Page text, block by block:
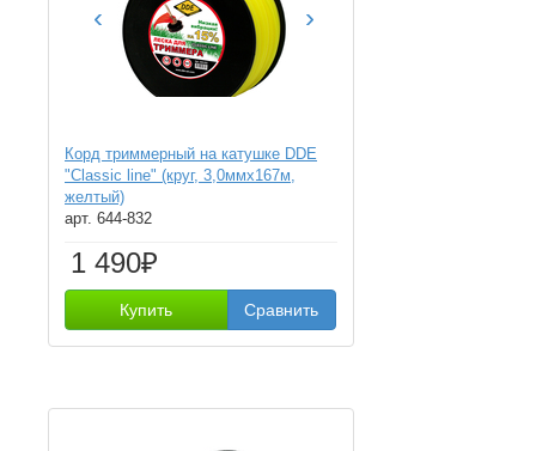
‹ ›
Корд триммерный на катушке DDE
"Classic line" (круг, 3,0ммх167м,
желтый)
арт. 644-832
1 490₽
Купить Сравнить